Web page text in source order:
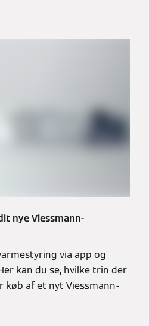
nye Viessmann-
via app og
kan du se, hvilke trin der
af et nyt Viessmann-